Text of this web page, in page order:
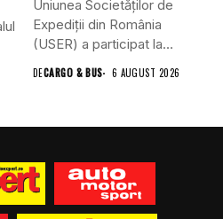
Uniunea Societăților de
Expediții din România
(USER) a participat la
reuniunea online...
DECARGO & BUS 6 AUGUST 2026